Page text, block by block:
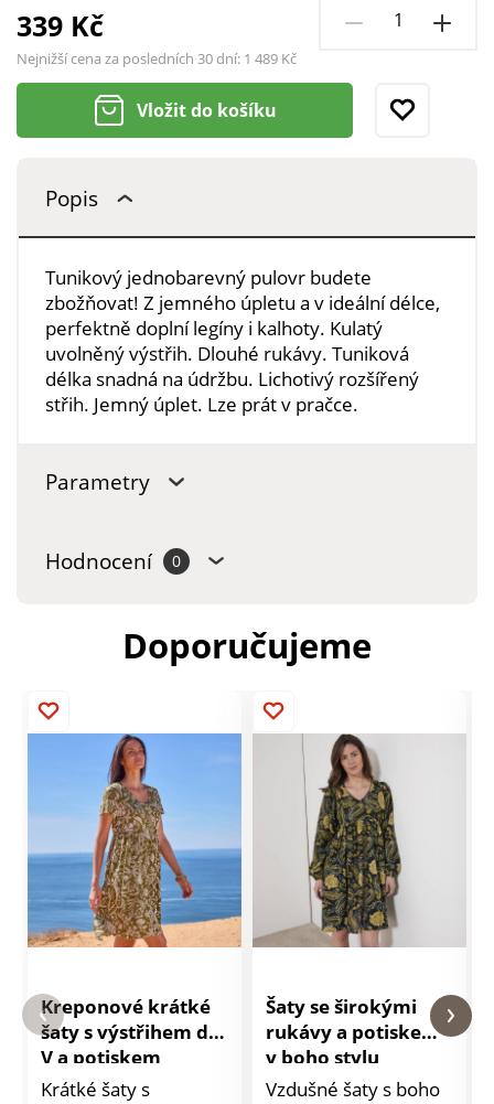
339 Kč
Nejnižší cena za posledních 30 dní: 1 489 Kč
Vložit do košíku
Popis
Tunikový jednobarevný pulovr budete
zbožňovat! Z jemného úpletu a v ideální délce,
perfektně doplní legíny i kalhoty. Kulatý
uvolněný výstřih. Dlouhé rukávy. Tuniková
délka snadná na údržbu. Lichotivý rozšířený
střih. Jemný úplet. Lze prát v pračce.
Parametry
Hodnocení 0
Doporučujeme
Kreponové krátké
šaty s výstřihem do
V a potiskem
Krátké šaty s
Šaty se širokými
rukávy a potiskem
v boho stylu
Vzdušné šaty s boho